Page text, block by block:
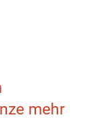
mehr